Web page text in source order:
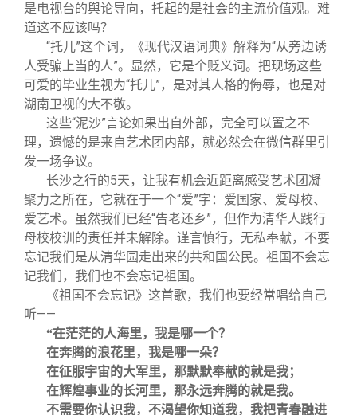
是电视台的舆论导向，托起的是社会的主流价值观。难
道这不应该吗？
“托儿”这个词，《现代汉语词典》解释为“从旁边诱
人受骗上当的人”。显然，它是个贬义词。把现场这些
可爱的毕业生视为“托儿”，是对其人格的侮辱，也是对
湖南卫视的大不敬。
这些“泥沙”言论如果出自外部，完全可以置之不
理，遗憾的是来自艺术团内部，就必然会在微信群里引
发一场争议。
长沙之行的5天，让我有机会近距离感受艺术团凝
聚力之所在，它就在于一个“爱”字：爱国家、爱母校、
爱艺术。虽然我们已经“告老还乡”，但作为清华人践行
母校校训的责任并未解除。谨言慎行，无私奉献，不要
忘记我们是从清华园走出来的共和国公民。祖国不会忘
记我们，我们也不会忘记祖国。
《祖国不会忘记》这首歌，我们也要经常唱给自己
听——
“在茫茫的人海里，我是哪一个？
在奔腾的浪花里，我是哪一朵？
在征服宇宙的大军里，那默默奉献的就是我；
在辉煌事业的长河里，那永远奔腾的就是我。
不需要你认识我，不渴望你知道我，我把青春融进